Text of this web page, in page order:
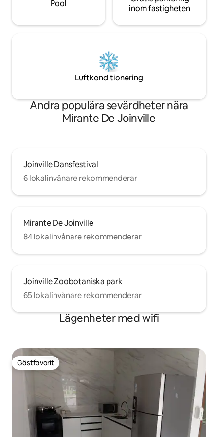
Pool
inom fastigheten
Luftkonditionering
Andra populära sevärdheter nära
Mirante De Joinville
Joinville Dansfestival
6 lokalinvånare rekommenderar
Mirante De Joinville
84 lokalinvånare rekommenderar
Joinville Zoobotaniska park
65 lokalinvånare rekommenderar
Lägenheter med wifi
Gästfavorit
Gästfavorit